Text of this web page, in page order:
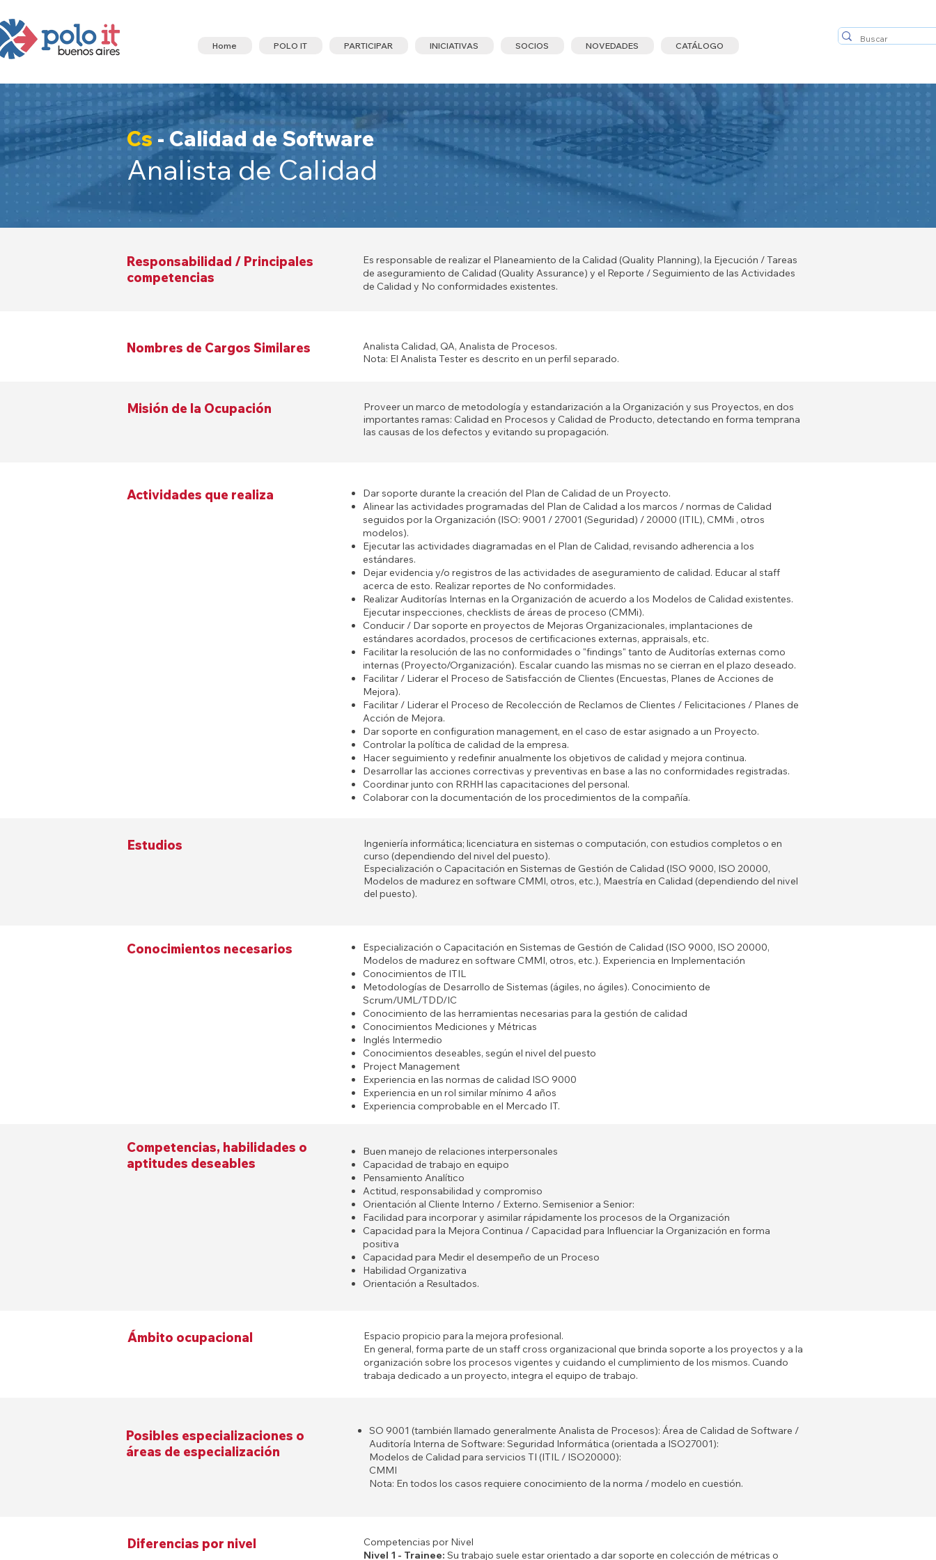
Home POLO IT PARTICIPAR INICIATIVAS SOCIOS NOVEDADES CATÁLOGO
Cs - Calidad de Software
Analista de Calidad
Responsabilidad / Principales
competencias
Es responsable de realizar el Planeamiento de la Calidad (Quality Planning), la Ejecución / Tareas
de aseguramiento de Calidad (Quality Assurance) y el Reporte / Seguimiento de las Actividades
de Calidad y No conformidades existentes.
Nombres de Cargos Similares
Analista Calidad, QA, Analista de Procesos.
Nota: El Analista Tester es descrito en un perfil separado.
Misión de la Ocupación
Proveer un marco de metodología y estandarización a la Organización y sus Proyectos, en dos
importantes ramas: Calidad en Procesos y Calidad de Producto, detectando en forma temprana
las causas de los defectos y evitando su propagación.
Actividades que realiza
Dar soporte durante la creación del Plan de Calidad de un Proyecto.
Alinear las actividades programadas del Plan de Calidad a los marcos / normas de Calidad
seguidos por la Organización (ISO: 9001 / 27001 (Seguridad) / 20000 (ITIL), CMMi , otros
modelos).
Ejecutar las actividades diagramadas en el Plan de Calidad, revisando adherencia a los
estándares.
Dejar evidencia y/o registros de las actividades de aseguramiento de calidad. Educar al staff
acerca de esto. Realizar reportes de No conformidades.
Realizar Auditorías Internas en la Organización de acuerdo a los Modelos de Calidad existentes.
Ejecutar inspecciones, checklists de áreas de proceso (CMMi).
Conducir / Dar soporte en proyectos de Mejoras Organizacionales, implantaciones de
estándares acordados, procesos de certificaciones externas, appraisals, etc.
Facilitar la resolución de las no conformidades o "findings" tanto de Auditorías externas como
internas (Proyecto/Organización). Escalar cuando las mismas no se cierran en el plazo deseado.
Facilitar / Liderar el Proceso de Satisfacción de Clientes (Encuestas, Planes de Acciones de
Mejora).
Facilitar / Liderar el Proceso de Recolección de Reclamos de Clientes / Felicitaciones / Planes de
Acción de Mejora.
Dar soporte en configuration management, en el caso de estar asignado a un Proyecto.
Controlar la política de calidad de la empresa.
Hacer seguimiento y redefinir anualmente los objetivos de calidad y mejora continua.
Desarrollar las acciones correctivas y preventivas en base a las no conformidades registradas.
Coordinar junto con RRHH las capacitaciones del personal.
Colaborar con la documentación de los procedimientos de la compañía.
Estudios
Ingeniería informática; licenciatura en sistemas o computación, con estudios completos o en
curso (dependiendo del nivel del puesto).
Especialización o Capacitación en Sistemas de Gestión de Calidad (ISO 9000, ISO 20000,
Modelos de madurez en software CMMI, otros, etc.), Maestría en Calidad (dependiendo del nivel
del puesto).
Conocimientos necesarios
Especialización o Capacitación en Sistemas de Gestión de Calidad (ISO 9000, ISO 20000,
Modelos de madurez en software CMMI, otros, etc.). Experiencia en Implementación
Conocimientos de ITIL
Metodologías de Desarrollo de Sistemas (ágiles, no ágiles). Conocimiento de
Scrum/UML/TDD/IC
Conocimiento de las herramientas necesarias para la gestión de calidad
Conocimientos Mediciones y Métricas
Inglés Intermedio
Conocimientos deseables, según el nivel del puesto
Project Management
Experiencia en las normas de calidad ISO 9000
Experiencia en un rol similar mínimo 4 años
Experiencia comprobable en el Mercado IT.
Competencias, habilidades o
aptitudes deseables
Buen manejo de relaciones interpersonales
Capacidad de trabajo en equipo
Pensamiento Analítico
Actitud, responsabilidad y compromiso
Orientación al Cliente Interno / Externo. Semisenior a Senior:
Facilidad para incorporar y asimilar rápidamente los procesos de la Organización
Capacidad para la Mejora Continua / Capacidad para Influenciar la Organización en forma
positiva
Capacidad para Medir el desempeño de un Proceso
Habilidad Organizativa
Orientación a Resultados.
Ámbito ocupacional
Espacio propicio para la mejora profesional.
En general, forma parte de un staff cross organizacional que brinda soporte a los proyectos y a la
organización sobre los procesos vigentes y cuidando el cumplimiento de los mismos. Cuando
trabaja dedicado a un proyecto, integra el equipo de trabajo.
Posibles especializaciones o
áreas de especialización
SO 9001 (también llamado generalmente Analista de Procesos): Área de Calidad de Software /
Auditoría Interna de Software: Seguridad Informática (orientada a ISO27001):
Modelos de Calidad para servicios TI (ITIL / ISO20000):
CMMI
Nota: En todos los casos requiere conocimiento de la norma / modelo en cuestión.
Diferencias por nivel
Competencias por Nivel​
Nivel 1 - Trainee: Su trabajo suele estar orientado a dar soporte en colección de métricas o